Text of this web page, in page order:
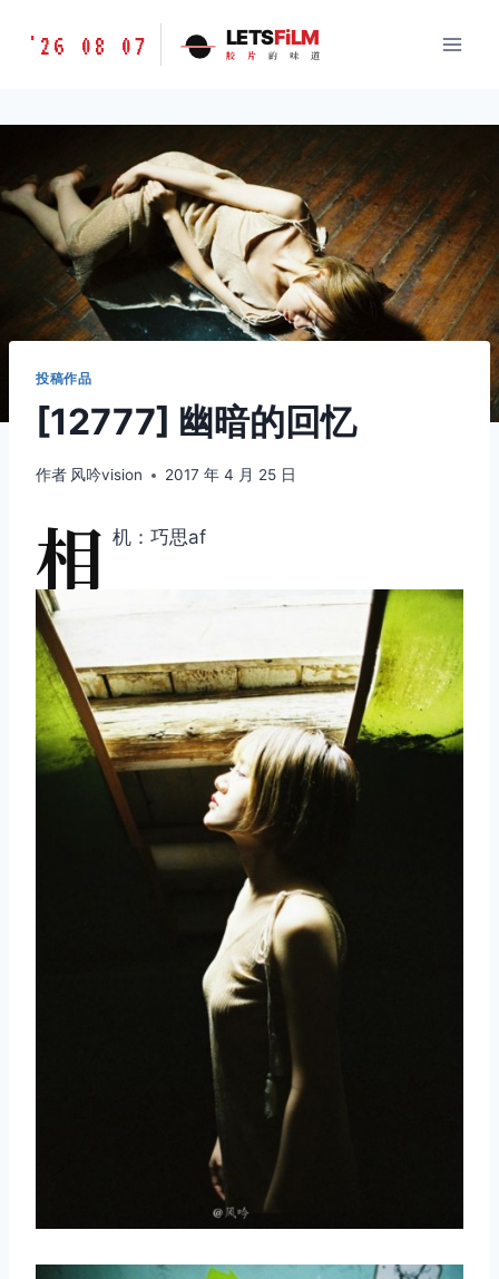
胶
味
LETSFILM
'26 08 07 LETSFiLM
胶 片 的 味 道
投稿作品
[12777] 幽暗的回忆
作者 风吟vision 2017 年 4 月 25 日
相 机：巧思af